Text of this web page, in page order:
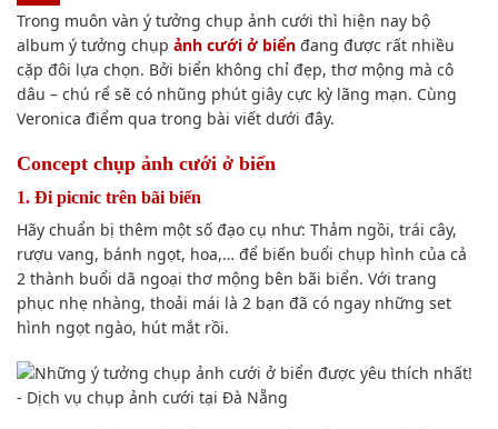
Trong muôn vàn ý tưởng chụp ảnh cưới thì hiện nay bộ
album ý tưởng chụp ảnh cưới ở biển đang được rất nhiều
cặp đôi lựa chọn. Bởi biển không chỉ đẹp, thơ mộng mà cô
dâu – chú rể sẽ có nhũng phút giây cực kỳ lãng mạn. Cùng
Veronica điểm qua trong bài viết dưới đây.
Concept chụp ảnh cưới ở biển
1. Đi picnic trên bãi biển
Hãy chuẩn bị thêm một số đạo cụ như: Thảm ngồi, trái cây,
rượu vang, bánh ngọt, hoa,… để biến buổi chụp hình của cả
2 thành buổi dã ngoại thơ mộng bên bãi biển. Với trang
phục nhẹ nhàng, thoải mái là 2 bạn đã có ngay những set
hình ngọt ngào, hút mắt rồi.